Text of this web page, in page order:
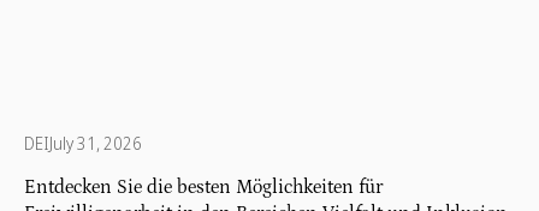
DEIJuly 31, 2026
Entdecken Sie die besten Möglichkeiten für